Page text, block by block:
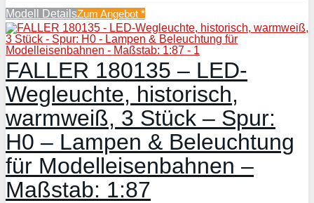
Modell DetailsZum Angebot *
FALLER 180135 – LED-
Wegleuchte, historisch,
warmweiß, 3 Stück – Spur:
H0 – Lampen & Beleuchtung
für Modelleisenbahnen –
Maßstab: 1:87